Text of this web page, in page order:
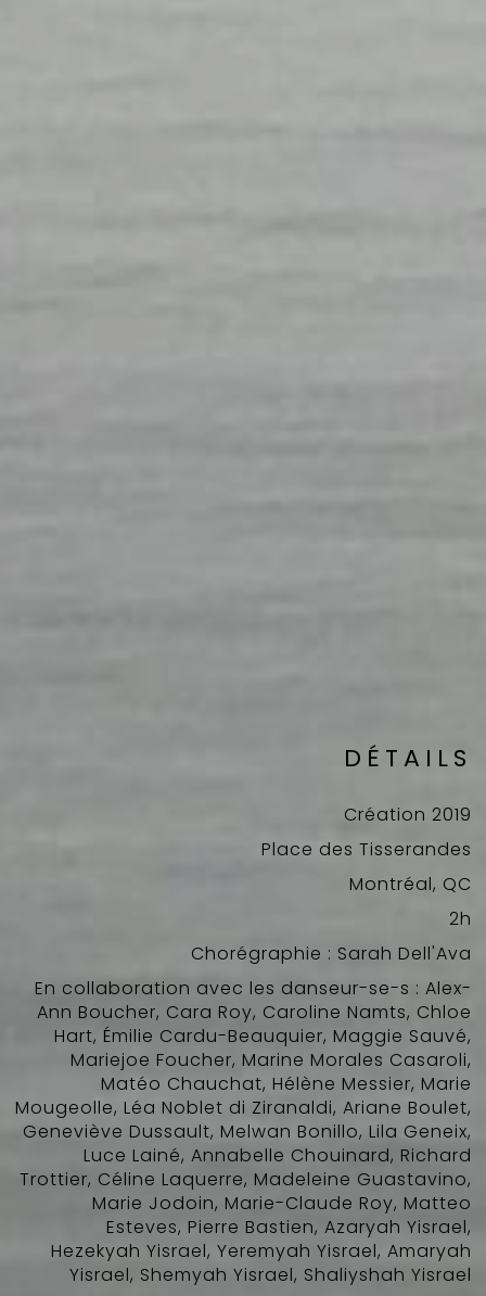
DÉTAILS
Création 2019
Place des Tisserandes
Montréal, QC
2h
Chorégraphie : Sarah Dell'Ava
En collaboration avec les danseur-se-s : Alex-
Ann Boucher, Cara Roy, Caroline Namts, Chloe
Hart, Émilie Cardu-Beauquier, Maggie Sauvé,
Mariejoe Foucher, Marine Morales Casaroli,
Matéo Chauchat, Hélène Messier, Marie
Mougeolle, Léa Noblet di Ziranaldi, Ariane Boulet,
Geneviève Dussault, Melwan Bonillo, Lila Geneix,
Luce Lainé, Annabelle Chouinard, Richard
Trottier, Céline Laquerre, Madeleine Guastavino,
Marie Jodoin, Marie-Claude Roy, Matteo
Esteves, Pierre Bastien, Azaryah Yisrael,
Hezekyah Yisrael, Yeremyah Yisrael, Amaryah
Yisrael, Shemyah Yisrael, Shaliyshah Yisrael